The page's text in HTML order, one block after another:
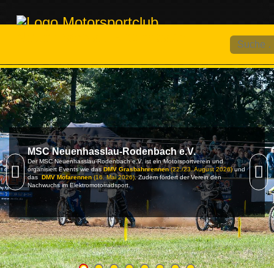
Suchen
MSC Neuenhasslau-Rodenbach e.V.
Der MSC Neuenhasslau-Rodenbach e.V. ist ein Motorsportverein und
organisiert Events wie dasDMV Grasbahnrennen(22./23. August 2026)und
dasDMV Mofarennen(16. Mai 2026). Zudem fördert der Verein den
Nachwuchs im Elektromotorradsport.